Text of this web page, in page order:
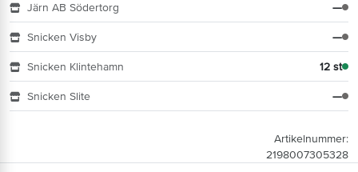
Järn AB Södertorg —
Snicken Visby —
Snicken Klintehamn 12 st
Snicken Slite —
Artikelnummer:
2198007305328